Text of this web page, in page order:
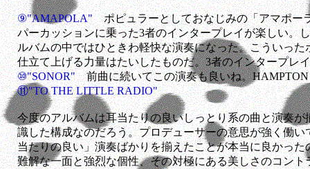
⑨"AMAPOLA"ポピュラーとしておなじみの「アマポー
パーカッションに乗った3者のインタープレイが楽しい。
ルバムの中ではひときわ軽快な演奏になった。こういっ
仕立て上げる力量はたいしたものだ。3者のインタープレ
⑩"SONOR"前曲に続いてこの演奏も良いね。
⑪"TO THE LITTLE RADIO"
今度のアルバムは耳当たりの良いしっとり系の曲と演奏
識した構成なのだろう。プロデューサーの意思が強く働
当たりの良い」演奏ばかりを揃えたことが本当に良かっ
難解な一面と強烈な個性、その対極にある美しさのコン